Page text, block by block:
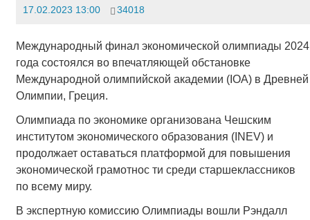
17.02.2023 13:00 34018
Международный финал экономической олимпиады 2024
года состоялся во впечатляющей обстановке
Международной олимпийской академии (IOA) в Древней
Олимпии, Греция.
Олимпиада по экономике организована Чешским
институтом экономического образования (INEV) и
продолжает оставаться платформой для повышения
экономической грамотнос ти среди старшеклассников
по всему миру.
В экспертную комиссию Олимпиады вошли Рэндалл